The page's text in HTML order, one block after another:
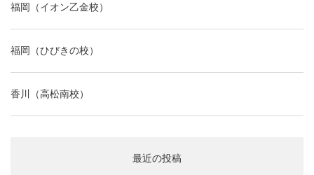
福岡（イオン乙金校）
福岡（ひびきの校）
香川（高松南校）
最近の投稿